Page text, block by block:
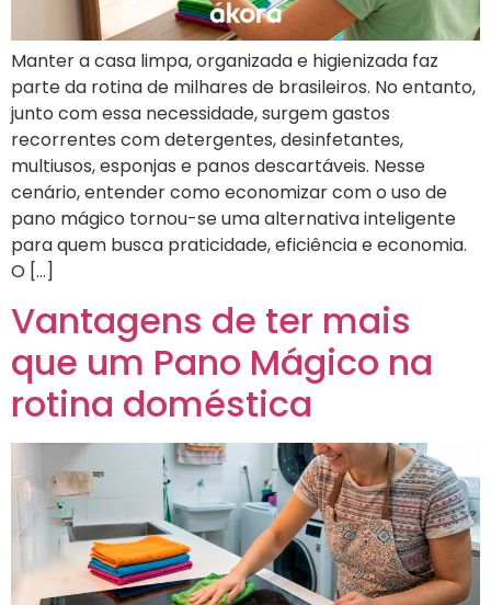
Manter a casa limpa, organizada e higienizada faz
parte da rotina de milhares de brasileiros. No entanto,
junto com essa necessidade, surgem gastos
recorrentes com detergentes, desinfetantes,
multiusos, esponjas e panos descartáveis. Nesse
cenário, entender como economizar com o uso de
pano mágico tornou-se uma alternativa inteligente
para quem busca praticidade, eficiência e economia.
O […]
Vantagens de ter mais
que um Pano Mágico na
rotina doméstica